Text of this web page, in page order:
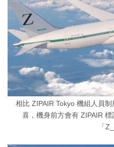
相比 ZIPAIR Tokyo 機組人員
喜，機身前方會有 ZIPAIR
「